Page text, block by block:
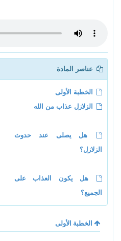
عناصر المادة
الخطبة الأولى
الزلازل عذاب من الله
هل يصلى عند حدوث
الزلازل؟
هل يكون العذاب على
الجميع؟
الخطبة الأولى